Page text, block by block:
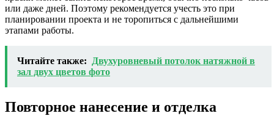
или даже дней. Поэтому рекомендуется учесть это при
планировании проекта и не торопиться с дальнейшими
этапами работы.
Читайте также:
Двухуровневый потолок натяжной в
зал двух цветов фото
Повторное нанесение и отделка